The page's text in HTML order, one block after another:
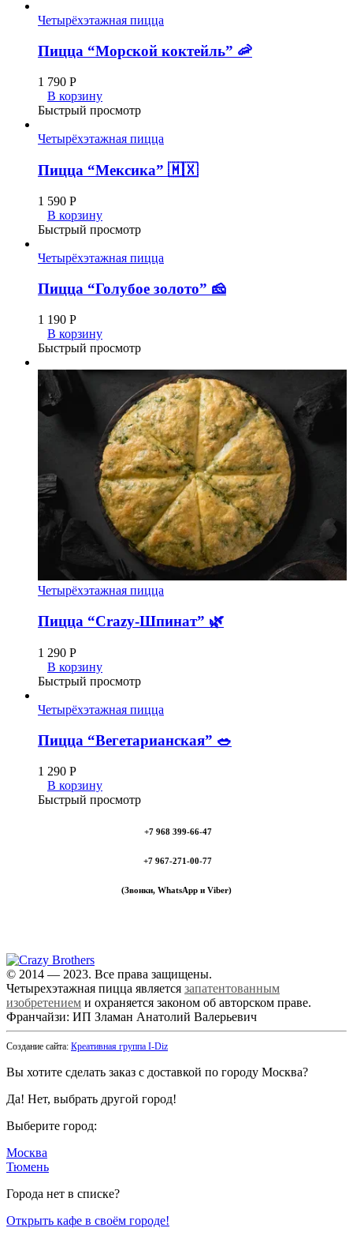
Четырёхэтажная пицца
Пицца “Морской коктейль” 🦐
1 790 Р
В корзину
Быстрый просмотр
Четырёхэтажная пицца
Пицца “Мексика” 🇲🇽
1 590 Р
В корзину
Быстрый просмотр
Четырёхэтажная пицца
Пицца “Голубое золото” 🧀
1 190 Р
В корзину
Быстрый просмотр
Четырёхэтажная пицца
Пицца “Crazy-Шпинат” 🌿
1 290 Р
В корзину
Быстрый просмотр
Четырёхэтажная пицца
Пицца “Вегетарианская” 🥗
1 290 Р
В корзину
Быстрый просмотр
+7 968 399-66-47
+7 967-271-00-77
(Звонки, WhatsApp и Viber)
© 2014 — 2023. Все права защищены.
Четырехэтажная пицца является запатентованным
изобретением и охраняется законом об авторском праве.
Франчайзи: ИП Зламан Анатолий Валерьевич
Создание сайта: Креативная группа I-Diz
Вы хотите сделать заказ с доставкой по городу Москва?
Да! Нет, выбрать другой город!
Выберите город:
Москва
Тюмень
Города нет в списке?
Открыть кафе в своём городе!